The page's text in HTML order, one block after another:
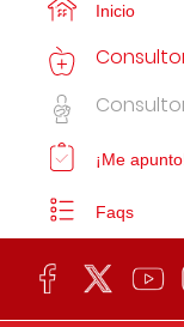
Inicio
¡Me
Faqs